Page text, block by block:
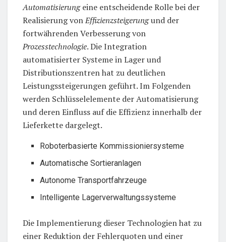
Automatisierungeine entscheidende Rolle bei der
Realisierung vonEffizienzsteigerungund der
fortwährenden Verbesserung von
Prozesstechnologie. Die Integration
automatisierter Systeme in Lager und
Distributionszentren hat zu deutlichen
Leistungssteigerungen geführt. Im Folgenden
werden Schlüsselelemente der Automatisierung
und deren Einfluss auf die Effizienz innerhalb der
Lieferkette dargelegt.
Roboterbasierte Kommissioniersysteme
Automatische Sortieranlagen
Autonome Transportfahrzeuge
Intelligente Lagerverwaltungssysteme
Die Implementierung dieser Technologien hat zu
einer Reduktion der Fehlerquoten und einer